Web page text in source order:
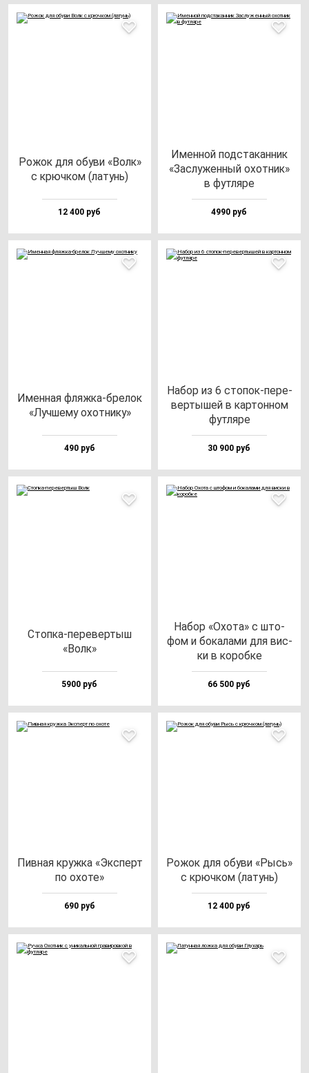
Рожок для обу­ви «Волк»
с крюч­ком (ла­тунь)
12 400 руб
Имен­ной под­ста­кан­ник
«Зас­лу­жен­ный охот­ник»
в фут­ля­ре
4990 руб
Имен­ная фляж­ка-бре­лок
«Луч­ше­му охот­ни­ку»
490 руб
Набор из 6 сто­пок-пе­ре­
вер­ты­шей в кар­тон­ном
фут­ля­ре
30 900 руб
Стоп­ка-пе­ре­вер­тыш
«Волк»
5900 руб
Набор «Охо­та» с што­
фом и бо­ка­ла­ми для вис­
ки в ко­роб­ке
66 500 руб
Пив­ная круж­ка «Эксперт
по охо­те»
690 руб
Рожок для обу­ви «Рысь»
с крюч­ком (ла­тунь)
12 400 руб